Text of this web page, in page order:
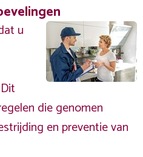
u
die genomen
en preventie van